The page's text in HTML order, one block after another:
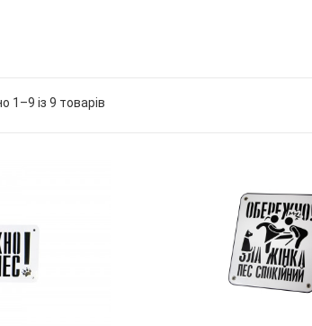
1–9 із 9 товарів